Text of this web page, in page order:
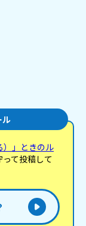
ル
）」ときのル
て投稿して